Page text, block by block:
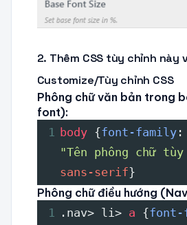
2. Thêm CSS tùy chỉnh này
Customize/Tùy chỉnh CSS
Phông chữ văn bản trong
font):
1 body {font-family
"Tên phông chữ
sans-serif}
Phông chữ điều hướng
1 .nav> li> a {font-